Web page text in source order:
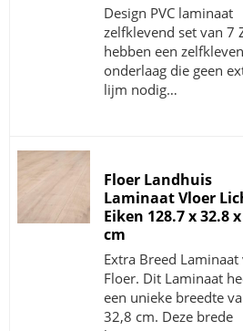
Design PVC laminaat
zelfklevend set van 7
hebben een
onderlaag die geen
lijm nodig…
Floer Landhuis
Laminaat Vloer
Eiken 128.7 x 32.8
cm
Extra Breed Laminaat
Floer. Dit Laminaat
een unieke breedte
32,8 cm. Deze brede